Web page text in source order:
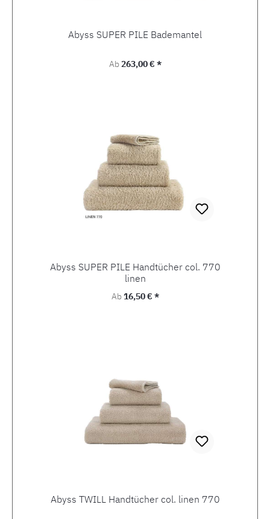
Abyss SUPER PILE Bademantel
Regulärer Preis:
Ab263,00 € *
Abyss SUPER PILE Handtücher col. 770
linen
Regulärer Preis:
Ab16,50 € *
Abyss TWILL Handtücher col. linen 770